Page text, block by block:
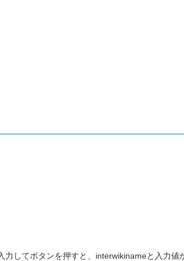
してボタンを押すと、interwikinameと入力値